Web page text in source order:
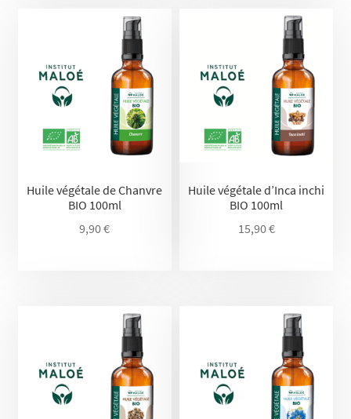
Huile végétale de Chanvre
BIO 100ml
9,90€
Huile végétale d’Inca inchi
BIO 100ml
15,90€